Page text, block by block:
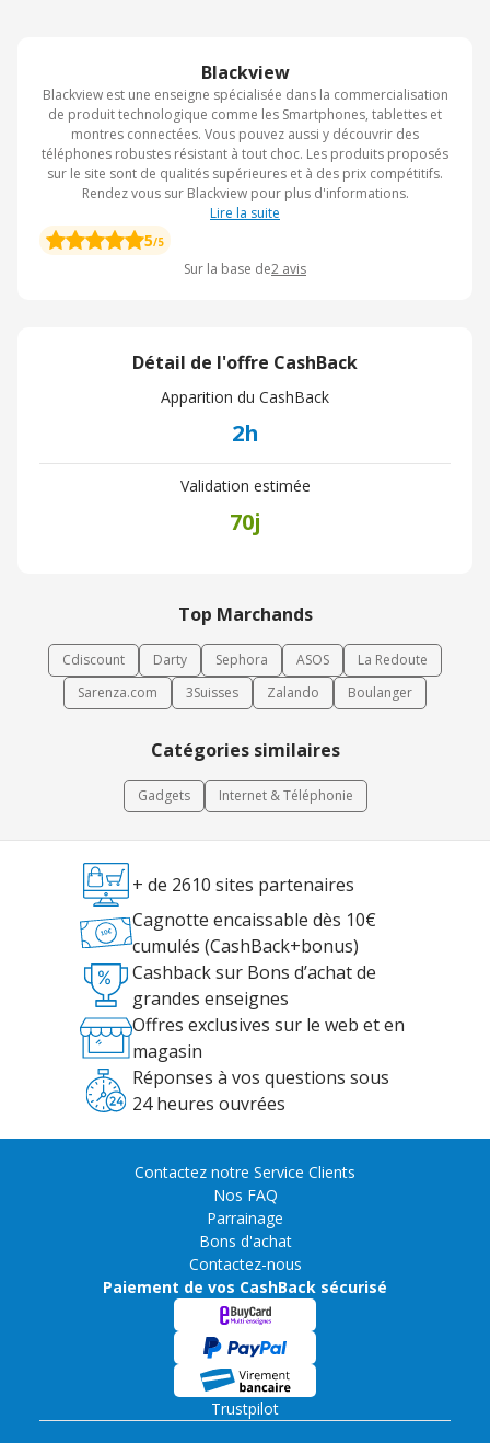
Blackview
Blackview est une enseigne spécialisée dans la commercialisation
de produit technologique comme les Smartphones, tablettes et
montres connectées. Vous pouvez aussi y découvrir des
téléphones robustes résistant à tout choc. Les produits proposés
sur le site sont de qualités supérieures et à des prix compétitifs.
Rendez vous sur Blackview pour plus d'informations.
Lire la suite
5/5
Sur la base de2 avis
Détail de l'offre CashBack
Apparition du CashBack
2h
Validation estimée
70j
Top Marchands
Cdiscount Darty Sephora ASOS
La Redoute
Sarenza.com
3Suisses Zalando Boulanger
Catégories similaires
Gadgets Internet & Téléphonie
+ de 2610 sites partenaires
Cagnotte encaissable dès 10€
cumulés (CashBack+bonus)
Cashback sur Bons d’achat de
grandes enseignes
Offres exclusives sur le web et en
magasin
Réponses à vos questions sous
24 heures ouvrées
Contactez notre Service Clients
Nos FAQ
Parrainage
Bons d'achat
Contactez-nous
Paiement de vos CashBack sécurisé
Trustpilot